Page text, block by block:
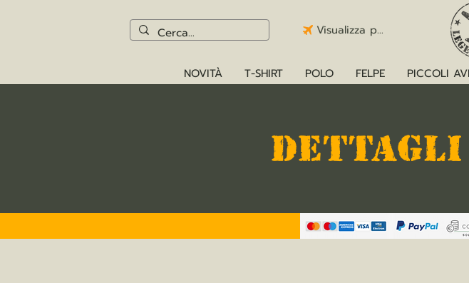
Visualizza punti
NOVITÀ T-SHIRT POLO FELPE PICCOLI